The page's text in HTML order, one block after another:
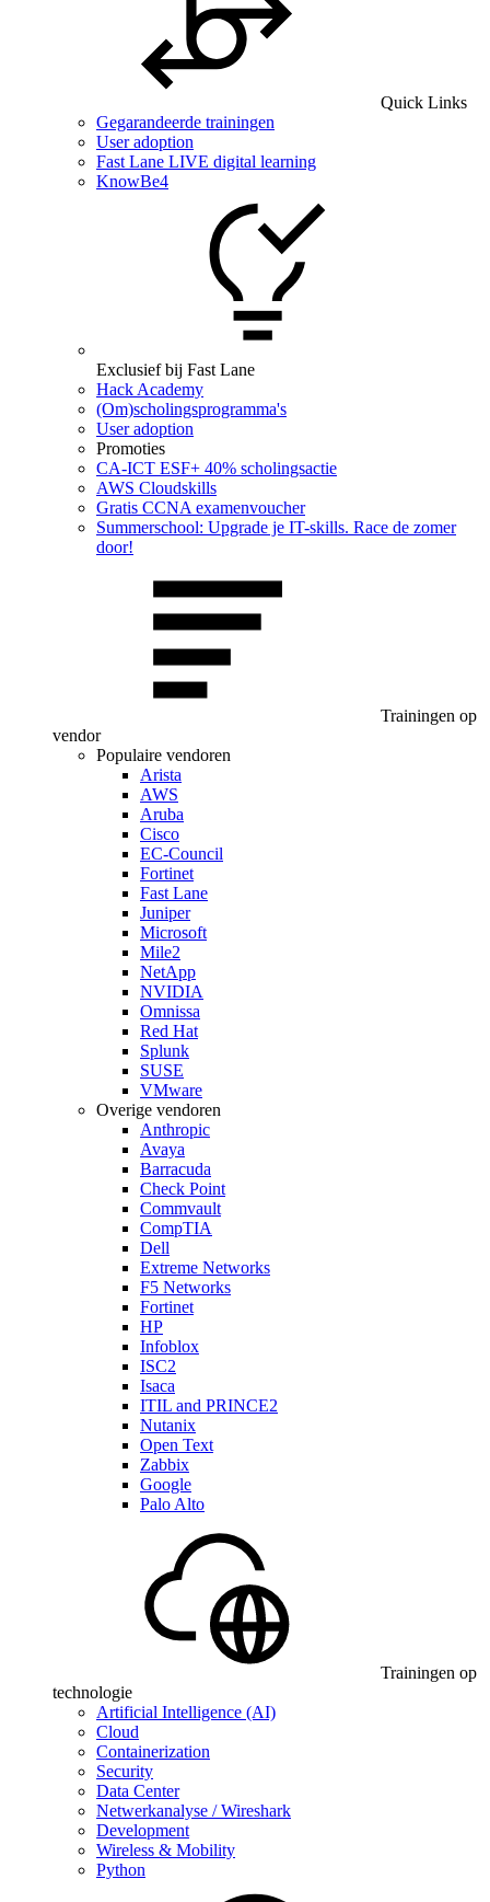
Quick Links
Gegarandeerde trainingen
User adoption
Fast Lane LIVE digital learning
KnowBe4
Exclusief bij Fast Lane
Hack Academy
(Om)scholingsprogramma's
User adoption
Promoties
CA‑ICT ESF+ 40% scholingsactie
AWS Cloudskills
Gratis CCNA examenvoucher
Summerschool: Upgrade je IT-skills. Race de zomer
door!
Trainingen op
vendor
Populaire vendoren
Arista
AWS
Aruba
Cisco
EC-Council
Fortinet
Fast Lane
Juniper
Microsoft
Mile2
NetApp
NVIDIA
Omnissa
Red Hat
Splunk
SUSE
VMware
Overige vendoren
Anthropic
Avaya
Barracuda
Check Point
Commvault
CompTIA
Dell
Extreme Networks
F5 Networks
Fortinet
HP
Infoblox
ISC2
Isaca
ITIL and PRINCE2
Nutanix
Open Text
Zabbix
Google
Palo Alto
Trainingen op
technologie
Artificial Intelligence (AI)
Cloud
Containerization
Security
Data Center
Netwerkanalyse / Wireshark
Development
Wireless & Mobility
Python